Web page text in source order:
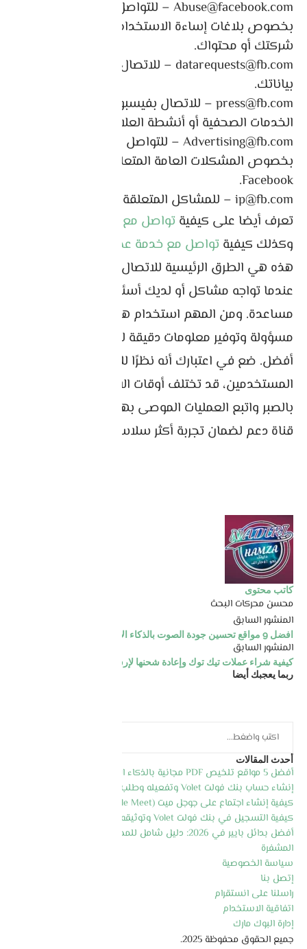
بخصوص بلاغات إساءة الاستخدام تجاه اسمك أو
شركتك أو محتواك.
datarequests@fb.com – للاتصال بفيسبوك بخصوص
بياناتك.
press@fb.com – للاتصال بفيسبوك بخصوص
الخدمات الصحفية أو أنشطة العلاقات العامة الأخرى.
بخصوص المشكلات العامة المتعلقة بإعلانات
Facebook.
ip@fb.com – للمشاكل المتعلقة بالملكية الفكرية.
تعرف أيضا على كيفية تواصل مع شركة بينانس
وكذلك كيفية تواصل مع خدمة عملاء ديسكورد
عندما تواجه مشاكل أو لديك أسئلة أو تحتاج إلى
مساعدة. ومن المهم استخدام هذه الموارد بطريقة
مسؤولة وتوفير معلومات دقيقة لتسهيل تقديم دعم
أفضل. ضع في اعتبارك أنه نظرًا للعدد الكبير من
المستخدمين، قد تختلف أوقات الاستجابة. تحلى
بالصبر واتبع العمليات الموصى بها الموضحة في كل
قناة دعم لضمان تجربة أكثر سلاسة.
كاتب محتوى
محسن محركات البحث
المنشور السابق
افضل 9 مواقع تحسين جودة الصوت بالذكاء الاصطناعي مجانا
المنشور السابق
كيفية شراء عملات تيك توك وإعادة شحنها لإرسال الهدايا
ربما يعجبك أيضا
أحدث المقالات
أفضل 5 مواقع تلخيص PDF مجانية بالذكاء الاصطناعي 2026
إنشاء حساب بنك فولت Volet وتفعيله وطلب بطاقة الماسترد كارد
كيفية إنشاء اجتماع على جوجل ميت (Google Meet) خطوة بخطوة 2026
كيفية التسجيل في بنك فولت Volet وتوثيقه وطلب البطاقة 2026
أفضل بدائل بايير في 2026: دليل شامل للمحافظ الإلكترونية والعملات
المشفرة
سياسة الخصوصية
إتصل بنا
راسلنا على انستقرام
اتفاقية الاستخدام
إدارة البوك مارك
جميع الحقوق محفوظة 2025.